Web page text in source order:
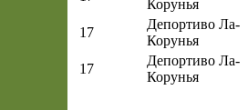
Корунья
17
Депортиво Ла-
Корунья
17
Депортиво Ла-
Корунья